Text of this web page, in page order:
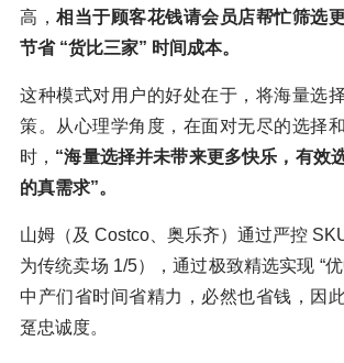
高， 相当于顾客花钱请会员店帮忙筛选
节省 “货比三家” 时间成本。
这种模式对用户的好处在于，将海量选
策。从心理学角度，在面对无尽的选择
时， “海量选择并未带来更多快乐，有效
的真需求”。
山姆（及 Costco、奥乐齐）通过严控
为传统卖场 1/5），通过极致精选实现 “
中产们省时间省精力，必然也省钱，因
趸忠诚度。